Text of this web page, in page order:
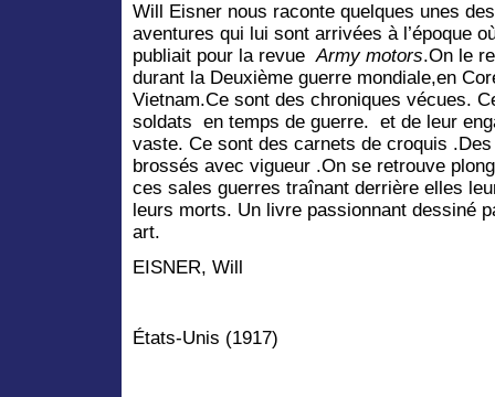
Will Eisner nous raconte quelques unes des
aventures qui lui sont arrivées à l’époque
publiait pour la revue Army motors.On le
durant la Deuxième guerre mondiale,en
Vietnam.Ce sont des chroniques vécues.
soldats en temps de guerre. et de leur
vaste. Ce sont des carnets de croquis
brossés avec vigueur .On se retrouve
ces sales guerres traînant derrière elles
leurs morts. Un livre passionnant dessiné
art.
EISNER, Will
États-Unis (1917)